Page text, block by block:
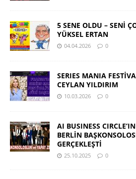
5 SENE OLDU – SENİ
YÜKSEL ERTAN
04.04.2026 0
SERIES MANIA
CEYLAN YILDIRIM
10.03.2026 0
AI BUSINESS
BERLİN
GERÇEKLEŞTİ
25.10.2025 0